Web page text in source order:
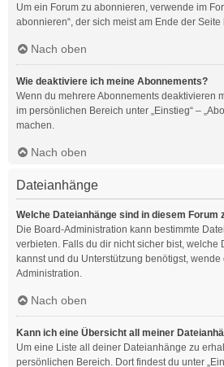
Um ein Forum zu abonnieren, verwende im
abonnieren“, der sich meist am Ende der Seite
Nach oben
Wie deaktiviere ich meine Abonnements?
Wenn du mehrere Abonnements deaktivieren
im persönlichen Bereich unter „Einstieg“ –
machen.
Nach oben
Dateianhänge
Welche Dateianhänge sind in diesem Forum
Die Board-Administration kann bestimmte
verbieten. Falls du dir nicht sicher bist, welche
kannst und du Unterstützung benötigst,
Administration.
Nach oben
Kann ich eine Übersicht all meiner
Um eine Liste all deiner Dateianhänge zu
persönlichen Bereich. Dort findest du unter